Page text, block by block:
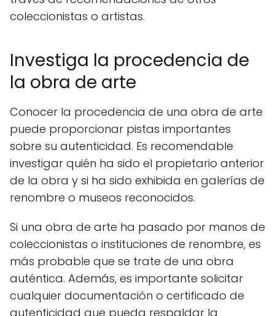
coleccionistas o artistas.
Investiga la procedencia de
la obra de arte
Conocer la procedencia de una obra de arte
puede proporcionar pistas importantes
sobre su autenticidad. Es recomendable
investigar quién ha sido el propietario anterior
de la obra y si ha sido exhibida en galerías de
renombre o museos reconocidos.
Si una obra de arte ha pasado por manos de
coleccionistas o instituciones de renombre, es
más probable que se trate de una obra
auténtica. Además, es importante solicitar
cualquier documentación o certificado de
autenticidad que pueda respaldar la